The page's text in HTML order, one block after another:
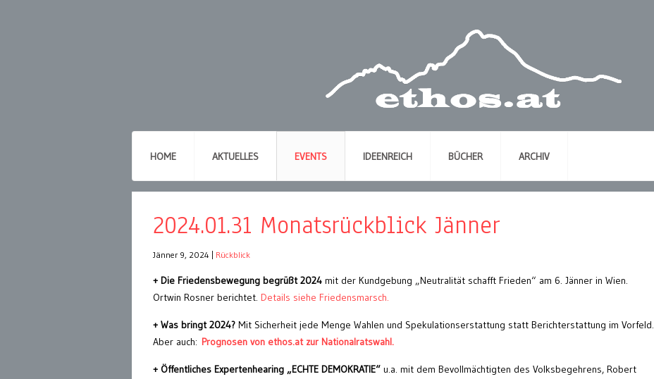
HOME AKTUELLES EVENTS IDEENREICH BÜCHER ARCHIV
2024.01.31 Monatsrückblick Jänner
Jänner 9, 2024 Rückblick
+ Die Friedensbewegung begrüßt 2024 mit der Kundgebung „Neutralität schafft Frieden“ am 6. Jänner in Wien.
Ortwin Rosner berichtet. Details siehe Friedensmarsch.
+ Was bringt 2024? Mit Sicherheit jede Menge Wahlen und Spekulationserstattung statt Berichterstattung im Vorfeld.
Aber auch: Prognosen von ethos.at zur Nationalratswahl.
+ Öffentliches Expertenhearing „ECHTE DEMOKRATIE“ u.a. mit dem Bevollmächtigten des Volksbegehrens, Robert